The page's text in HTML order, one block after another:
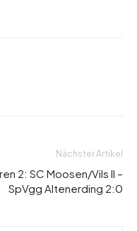
Nächster Artikel
2: SC Moosen/Vils II –
SpVgg Altenerding 2:0